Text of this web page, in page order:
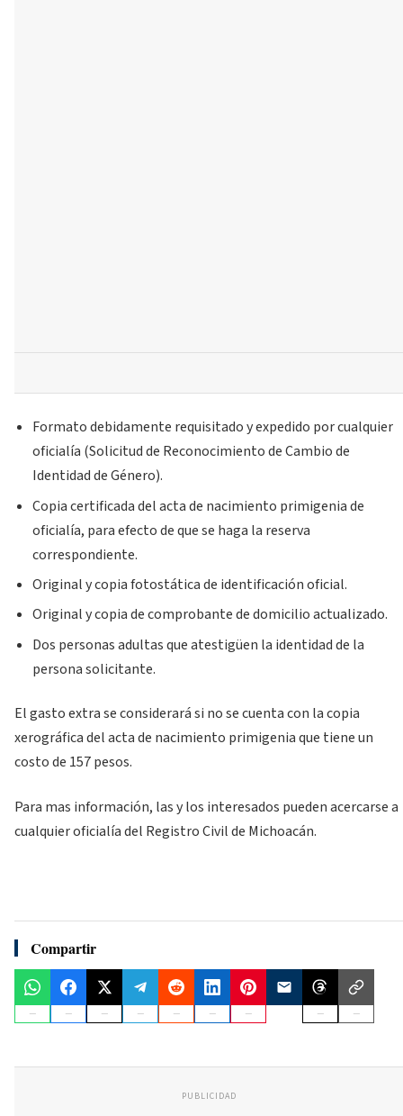
Formato debidamente requisitado y expedido por cualquier
oficialía (Solicitud de Reconocimiento de Cambio de
Identidad de Género).
Copia certificada del acta de nacimiento primigenia de
oficialía, para efecto de que se haga la reserva
correspondiente.
Original y copia fotostática de identificación oficial.
Original y copia de comprobante de domicilio actualizado.
Dos personas adultas que atestigüen la identidad de la
persona solicitante.
El gasto extra se considerará si no se cuenta con la copia
xerográfica del acta de nacimiento primigenia que tiene un
costo de 157 pesos.
Para mas información, las y los interesados pueden acercarse a
cualquier oficialía del Registro Civil de Michoacán.
Compartir
PUBLICIDAD